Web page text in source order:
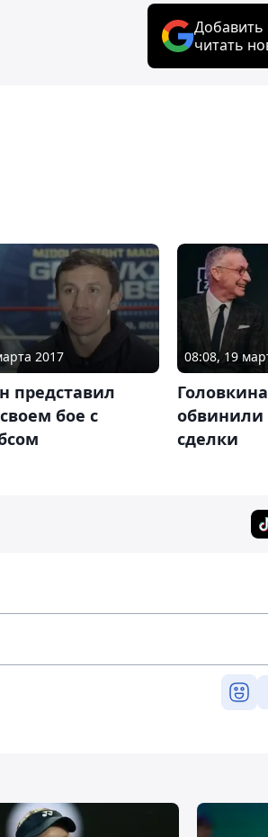
Добавить
читать
2017
представил
бое с
08:08, 19
обвинили
сделки